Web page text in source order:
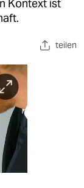
Kontext ist
teilen